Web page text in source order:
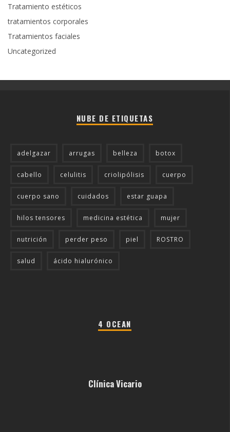
Tratamiento estéticos
tratamientos corporales
Tratamientos faciales
Uncategorized
NUBE DE ETIQUETAS
adelgazar arrugas belleza botox
cabello celulitis criolipólisis cuerpo
cuerpo sano cuidados estar guapa
hilos tensores medicina estética mujer
nutrición perder peso piel ROSTRO
salud ácido hialurónico
4 OCEAN
Clínica Vicario